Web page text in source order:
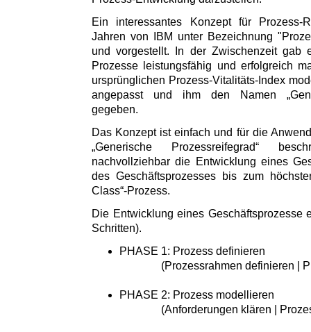
Ein interessantes Konzept für Prozess-
Jahren von IBM unter Bezeichnung
und vorgestellt. In der Zwischenzeit gab
Prozesse leistungsfähig und erfolgreich
ursprünglichen Prozess-Vitalitäts-Index
angepasst und ihm den Namen
gegeben.
Das Konzept ist einfach und für die
„Generische Prozessreifegrad“
nachvollziehbar die Entwicklung eines
des Geschäftsprozesses bis zum
Class“-Prozess.
Die Entwicklung eines Geschäftsprozesse
Schritten).
PHASE 1: Prozess definieren
(Prozessrahmen definieren |
PHASE 2: Prozess modellieren
(Anforderungen klären |